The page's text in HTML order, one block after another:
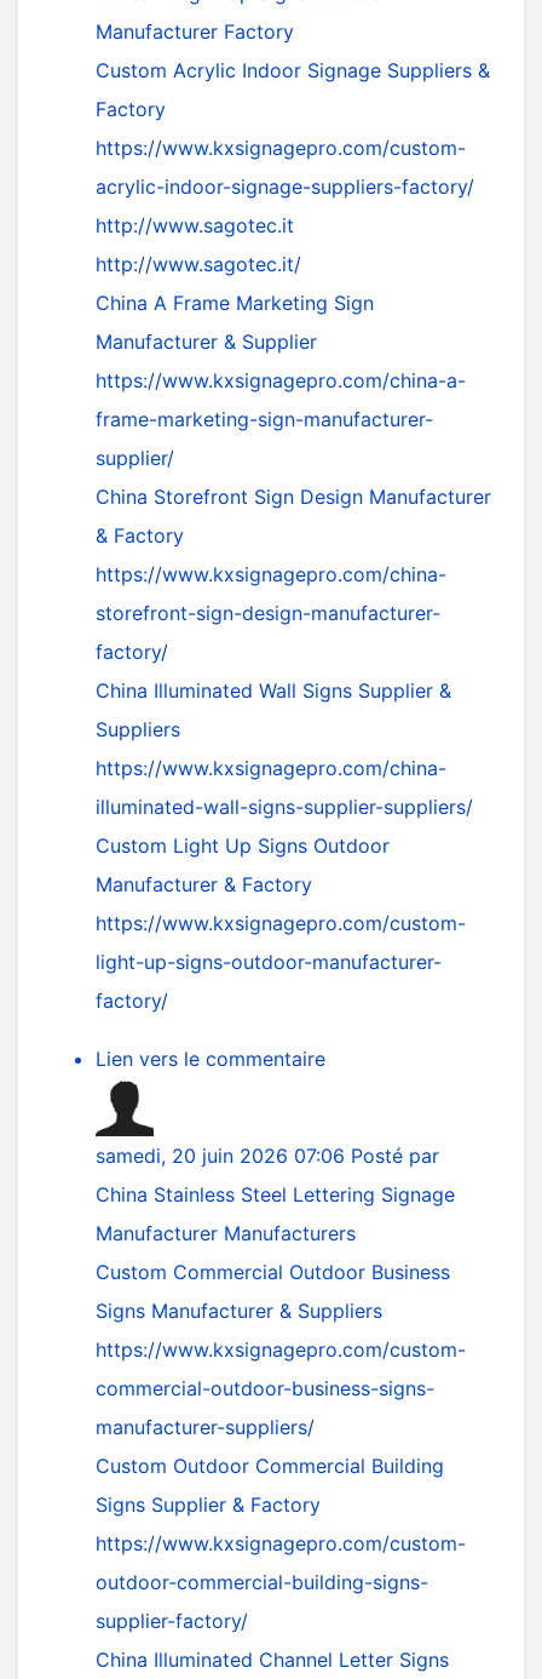
Manufacturer Factory
Custom Acrylic Indoor Signage Suppliers &
Factory
https://www.kxsignagepro.com/custom-
acrylic-indoor-signage-suppliers-factory/
http://www.sagotec.it
http://www.sagotec.it/
China A Frame Marketing Sign
Manufacturer & Supplier
https://www.kxsignagepro.com/china-a-
frame-marketing-sign-manufacturer-
supplier/
China Storefront Sign Design Manufacturer
& Factory
https://www.kxsignagepro.com/china-
storefront-sign-design-manufacturer-
factory/
China Illuminated Wall Signs Supplier &
Suppliers
https://www.kxsignagepro.com/china-
illuminated-wall-signs-supplier-suppliers/
Custom Light Up Signs Outdoor
Manufacturer & Factory
https://www.kxsignagepro.com/custom-
light-up-signs-outdoor-manufacturer-
factory/
Lien vers le commentaire
samedi, 20 juin 2026 07:06 Posté par
China Stainless Steel Lettering Signage
Manufacturer Manufacturers
Custom Commercial Outdoor Business
Signs Manufacturer & Suppliers
https://www.kxsignagepro.com/custom-
commercial-outdoor-business-signs-
manufacturer-suppliers/
Custom Outdoor Commercial Building
Signs Supplier & Factory
https://www.kxsignagepro.com/custom-
outdoor-commercial-building-signs-
supplier-factory/
China Illuminated Channel Letter Signs